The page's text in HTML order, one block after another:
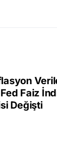
Fed Faiz
Değişti